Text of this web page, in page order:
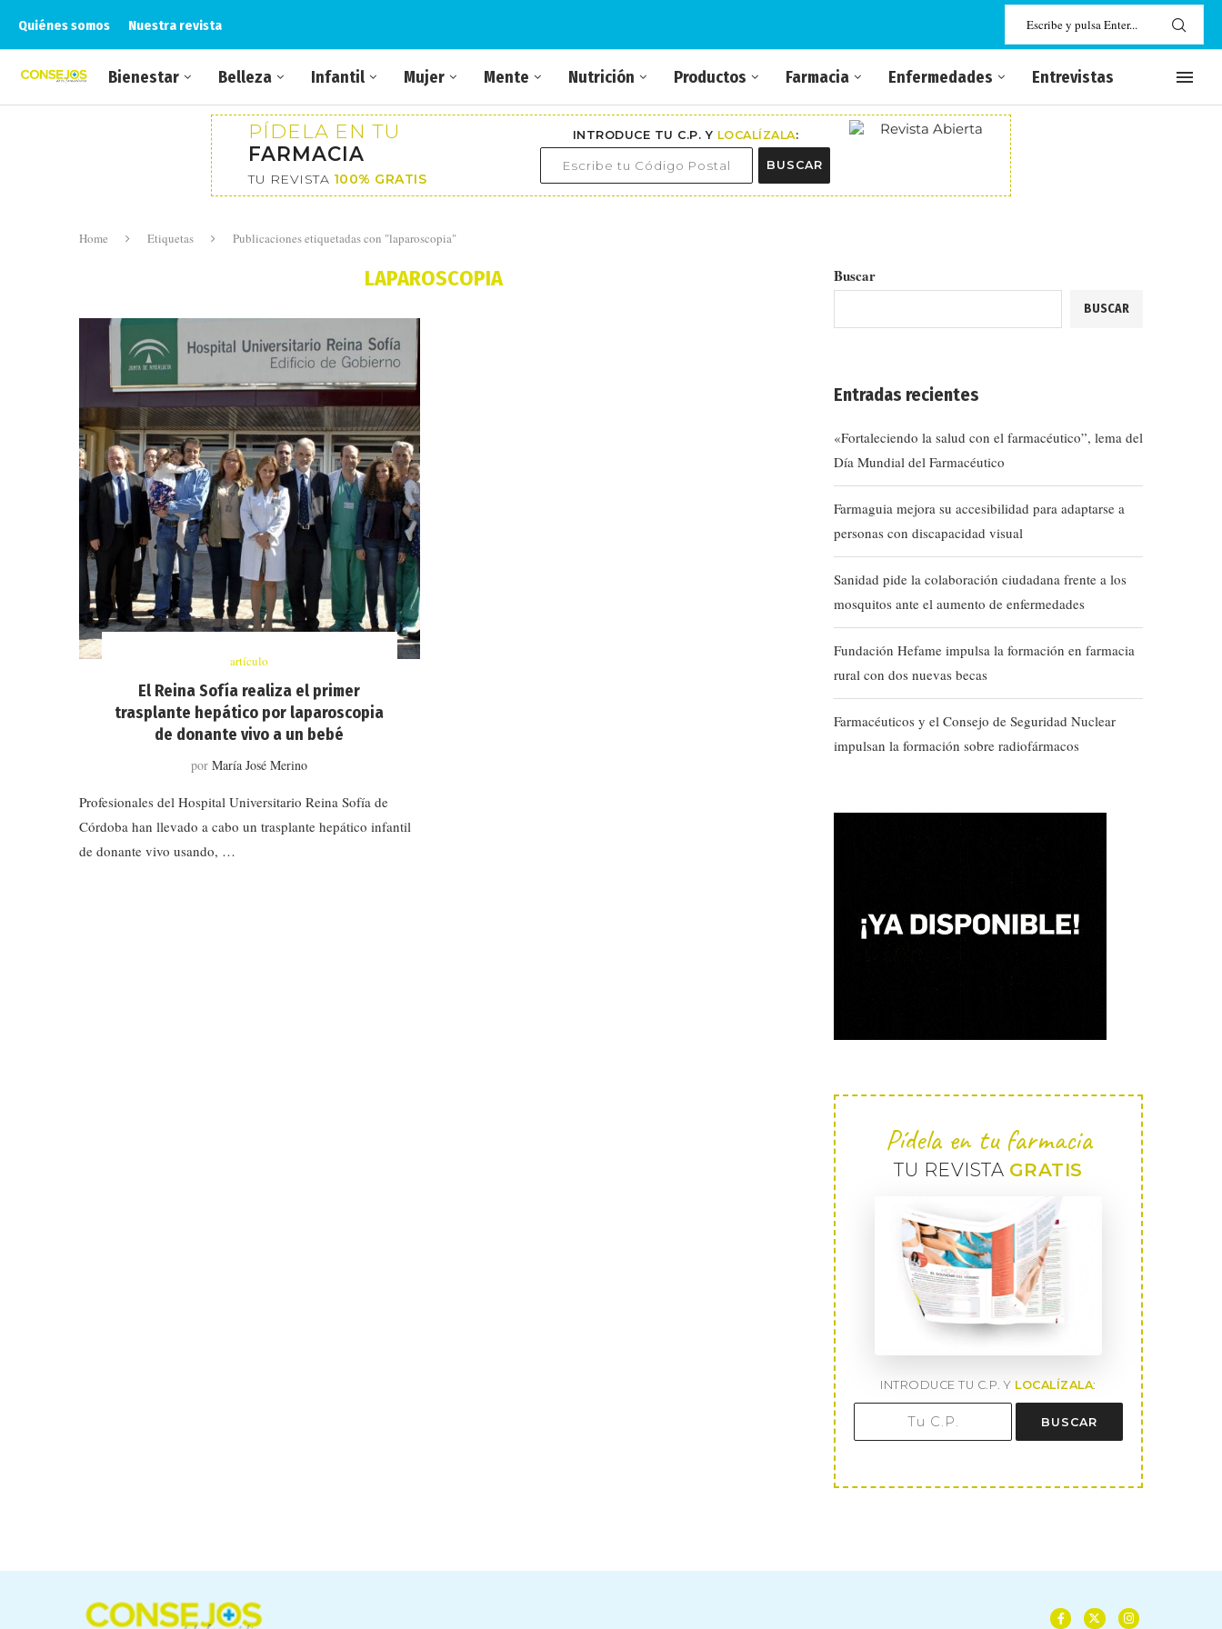
Quiénes somos Nuestra revista
Bienestar Belleza Infantil Mujer Mente Nutrición Productos Farmacia Enfermedades Entrevistas
PÍDELA EN TU
FARMACIA
TU REVISTA 100% GRATIS
INTRODUCE TU C.P. Y LOCALÍZALA:
BUSCAR
Home Etiquetas Publicaciones etiquetadas con "laparoscopia"
LAPAROSCOPIA
artículo
El Reina Sofía realiza el primer
trasplante hepático por laparoscopia
de donante vivo a un bebé
porMaría José Merino
Profesionales del Hospital Universitario Reina Sofía de
Córdoba han llevado a cabo un trasplante hepático infantil
de donante vivo usando, …
Buscar
BUSCAR
Entradas recientes
«Fortaleciendo la salud con el farmacéutico”, lema del
Día Mundial del Farmacéutico
Farmaguia mejora su accesibilidad para adaptarse a
personas con discapacidad visual
Sanidad pide la colaboración ciudadana frente a los
mosquitos ante el aumento de enfermedades
Fundación Hefame impulsa la formación en farmacia
rural con dos nuevas becas
Farmacéuticos y el Consejo de Seguridad Nuclear
impulsan la formación sobre radiofármacos
Pídela en tu farmacia
TU REVISTA GRATIS
INTRODUCE TU C.P. Y LOCALÍZALA:
BUSCAR